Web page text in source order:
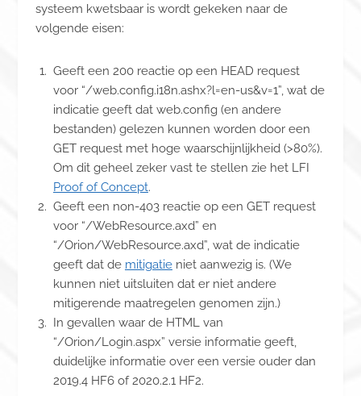
systeem kwetsbaar is wordt gekeken naar de
volgende eisen:
Geeft een 200 reactie op een HEAD request
voor “/web.config.i18n.ashx?l=en-us&v=1”, wat de
indicatie geeft dat web.config (en andere
bestanden) gelezen kunnen worden door een
GET request met hoge waarschijnlijkheid (>80%).
Om dit geheel zeker vast te stellen zie het LFI
Proof of Concept.
Geeft een non-403 reactie op een GET request
voor “/WebResource.axd” en
“/Orion/WebResource.axd”, wat de indicatie
geeft dat de mitigatieniet aanwezig is. (We
kunnen niet uitsluiten dat er niet andere
mitigerende maatregelen genomen zijn.)
In gevallen waar de HTML van
“/Orion/Login.aspx” versie informatie geeft,
duidelijke informatie over een versie ouder dan
2019.4 HF6 of 2020.2.1 HF2.